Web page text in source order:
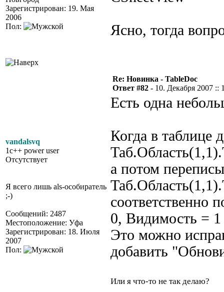
Зарегистрирован: 19. Мая
2006
Пол:
Ясно, тогда
vandalsvq
1c++ power user
Отсутствует
Я всего лишь als-особиратель
;-)
Сообщений: 2487
Местоположение: Уфа
Зарегистрирован: 18. Июля
2007
Пол:
Re: Новинка - TableDoc
Ответ #82 - 10. Декабря 2007 ::
Есть одна
Когда в таблице
а потом
соответственно
0, Видимость = 1
Это можно
добавить
Или я что-то не так делаю?